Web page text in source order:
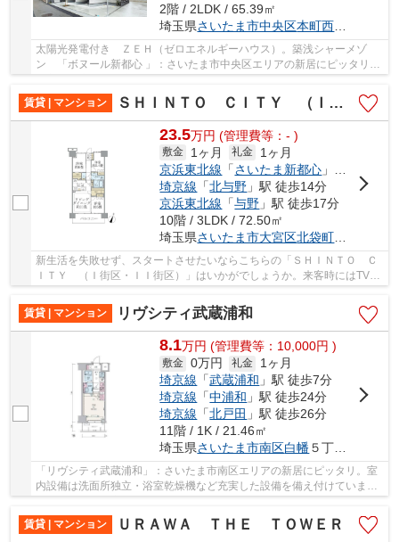
2階 / 2LDK / 65.39㎡
埼玉県さいたま市中央区本町西
太陽光発電付き ＺＥＨ（ゼロエネルギーハウス）。築浅シャーメゾ
ン 「ボヌール新都心 」：さいたま市中央区エリアの新居にピッタリ。
留守中に注文した商品が届くので、配送時間を気...
賃貸 | マンション
ＳＨＩＮＴＯ ＣＩＴＹ （Ｉ街区・ＩＩ街区）
23.5万円 (管理費等：- )
敷金 1ヶ月 礼金
1ヶ月
京浜東北線 「さいたま新都心 」駅 徒歩7分
埼京線 「北与野 」駅 徒歩14分
京浜東北線 「与野 」駅 徒歩17分
10階 / 3LDK / 72.50㎡
埼玉県さいたま市大宮区北袋町
新生活を失敗せず、スタートさせたいならこちらの「ＳＨＩＮＴＯ Ｃ
ＩＴＹ （Ｉ街区・ＩＩ街区）」はいかがでしょうか。来客時にはTVイ
ンターホンで訪問者の顔を確認することがきる...
賃貸 | マンション
リヴシティ武蔵浦和
8.1万円 (管理費等：10,000円 )
敷金 0万円 礼金
1ヶ月
埼京線 「武蔵浦和 」駅 徒歩7分
埼京線 「中浦和 」駅 徒歩24分
埼京線 「北戸田 」駅 徒歩26分
11階 / 1K / 21.46㎡
埼玉県さいたま市南区白幡５丁目１２-１８
「リヴシティ武蔵浦和」：さいたま市南区エリアの新居にピッタリ。室
内設備は洗面所独立・浴室乾燥機など充実した設備を備え付けていま
賃貸 | マンション
ＵＲＡＷＡ ＴＨＥ ＴＯＷＥＲ